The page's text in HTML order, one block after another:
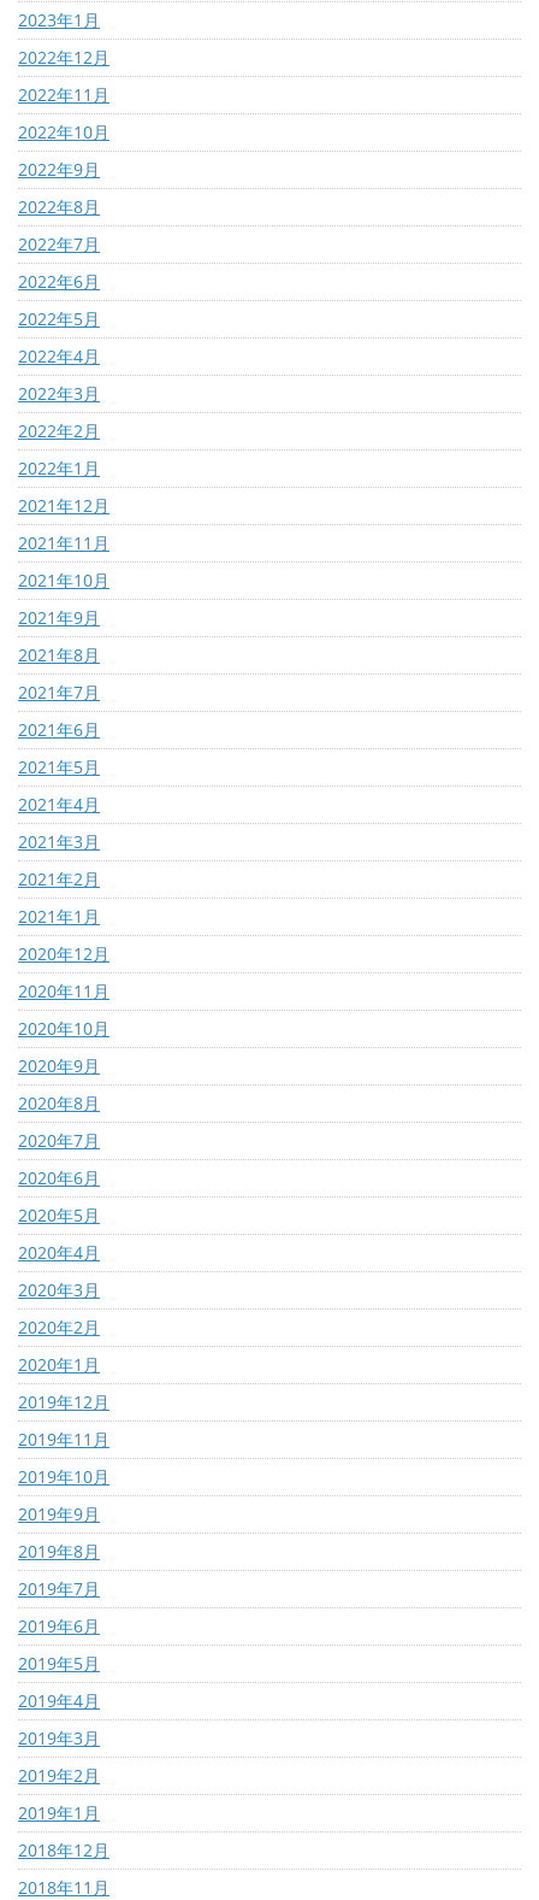
2023年1月
2022年12月
2022年11月
2022年10月
2022年9月
2022年8月
2022年7月
2022年6月
2022年5月
2022年4月
2022年3月
2022年2月
2022年1月
2021年12月
2021年11月
2021年10月
2021年9月
2021年8月
2021年7月
2021年6月
2021年5月
2021年4月
2021年3月
2021年2月
2021年1月
2020年12月
2020年11月
2020年10月
2020年9月
2020年8月
2020年7月
2020年6月
2020年5月
2020年4月
2020年3月
2020年2月
2020年1月
2019年12月
2019年11月
2019年10月
2019年9月
2019年8月
2019年7月
2019年6月
2019年5月
2019年4月
2019年3月
2019年2月
2019年1月
2018年12月
2018年11月